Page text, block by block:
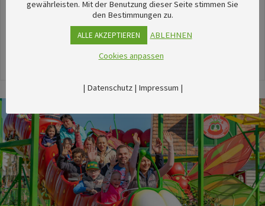
stimmungsvolle Veranstaltungen im August
herausgesucht.
gewährleisten. Mit der Benutzung dieser Seite stimmen Sie
den Bestimmungen zu.
ALLE AKZEPTIEREN
ABLEHNEN
Cookies anpassen
| Datenschutz| Impressum |